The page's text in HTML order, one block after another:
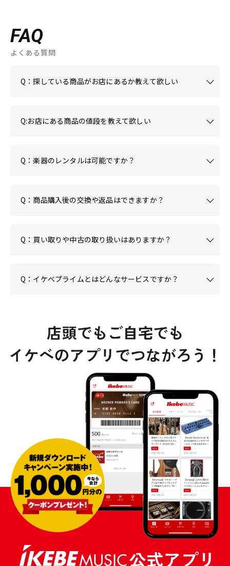
FAQ
よくある質問
Q：探している商品がお店にあるか教えて欲しい
Q:お店にある商品の値段を教えて欲しい
Q：楽器のレンタルは可能ですか？
Q：商品購入後の交換や返品はできますか？
Q：買い取りや中古の取り扱いはありますか？
Q：イケベプライムとはどんなサービスですか？